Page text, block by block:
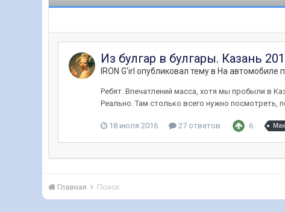
Из булгар в булгары. Казань
IRON G'irl опубликовал тему в На автомобиле
Ребят. Впечатлений масса, хотя мы пробыли в
Реально. Там столько всего нужно посмотреть,
18 июля 2016 27 ответов 6
Главная Поиск